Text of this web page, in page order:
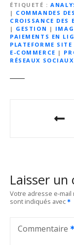
ÉTIQUETÉ
| COMMANDES
CROISSANCE DES
| GESTION |
PAIEMENTS EN
PLATEFORME SITE
E-COMMERCE |
RÉSEAUX SOCIAUX
g
a
Laisser
Votre adresse e-
sont indiqués avec
Commentaire